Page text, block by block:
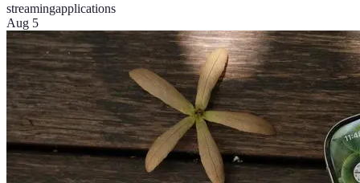
streamingapplications
Aug 5